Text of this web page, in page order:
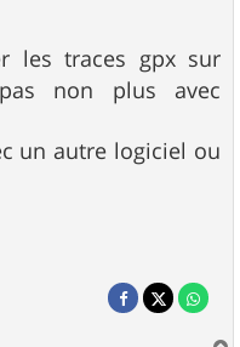
les traces gpx sur
non plus avec
un autre logiciel ou